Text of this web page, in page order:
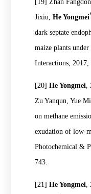
[19] Zhan
Jixiu, He Yongmei
dark septate
maize plants
Interactions, 2017,
[20] He Yongmei
Zu Yanqun, Yue
on methane
exudation of low-
Photochemical &
743.
[21] He Yongmei